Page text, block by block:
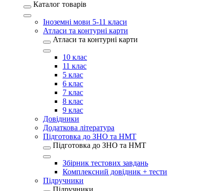
Каталог товарів
Іноземні мови 5-11 класи
Атласи та контурні карти
Атласи та контурні карти
10 клас
11 клас
5 клас
6 клас
7 клас
8 клас
9 клас
Довідники
Додаткова література
Підготовка до ЗНО та НМТ
Підготовка до ЗНО та НМТ
Збірник тестових завдань
Комплексний довідник + тести
Підручники
Підручники